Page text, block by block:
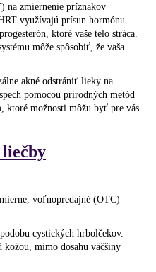
na zmiernenie príznakov
využívajú prísun hormónu
ktoré vaše telo stráca.
môže spôsobiť, že vaša
akné odstrániť lieky na
pomocou prírodných metód
ktoré možnosti môžu byť pre vás
liečby
voľnopredajné (OTC)
cystických hrbolčekov.
mimo dosahu väčšiny